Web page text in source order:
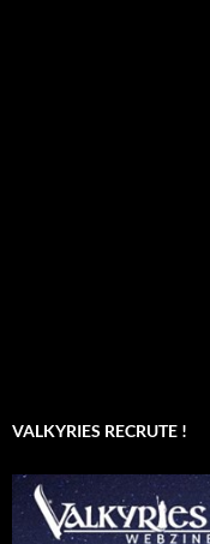
VALKYRIES RECRUTE !